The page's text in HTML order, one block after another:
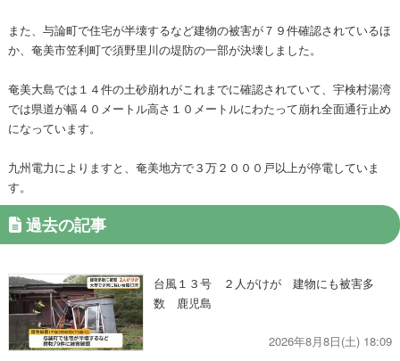
また、与論町で住宅が半壊するなど建物の被害が７９件確認されているほ
か、奄美市笠利町で須野里川の堤防の一部が決壊しました。
奄美大島では１４件の土砂崩れがこれまでに確認されていて、宇検村湯湾
では県道が幅４０メートル高さ１０メートルにわたって崩れ全面通行止め
になっています。
九州電力によりますと、奄美地方で３万２０００戸以上が停電していま
す。
過去の記事
台風１３号 ２人がけが 建物にも被害多
数 鹿児島
2026年8月8日(土) 18:09